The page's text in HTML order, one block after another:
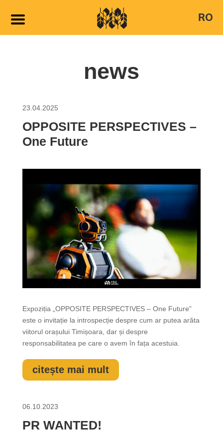
RO
news
23.04.2025
OPPOSITE PERSPECTIVES –
One Future
Expoziția „OPPOSITE PERSPECTIVES – One Future”
este o invitație la introspecție despre cum ar putea arăta
viitorul orașului Timișoara, dar și despre
responsabilitatea pe care o avem în fața acestuia.
citește mai mult
06.10.2023
PR WANTED!